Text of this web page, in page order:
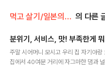
먹고 살기/일본의 카페 나들이 의 다른
분위기, 서비스, 맛! 부족한게
주말 시어머니 모시고 우리 집 자기야랑
집에서 40여분 거리에 자그마한 댐과